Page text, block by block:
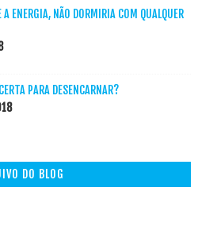
A ENERGIA, NÃO DORMIRIA COM QUALQUER
PARA DESENCARNAR?
DO BLOG